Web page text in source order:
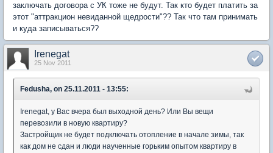
заключать договора с УК тоже не будут. Так кто будет платить за
этот "аттракцион невиданной щедрости"?? Так что там принимать
и куда записываться??
Irenegat
25 Nov 2011
Fedusha, on 25.11.2011 - 13:55:
Irenegat, у Вас вчера был выходной день? Или Вы вещи
перевозили в новую квартиру?
Застройщик не будет подключать отопление в начале зимы, так
как дом не сдан и люди наученные горьким опытом квартиру в